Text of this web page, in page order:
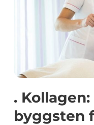
.
byggsten